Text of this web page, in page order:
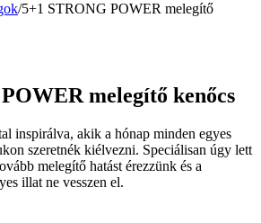
/5+1 STRONG POWER melegítő
melegítő kenőcs
inspirálva, akik a hónap minden egyes
szeretnék kiélvezni. Speciálisan úgy lett
melegítő hatást érezzünk és a
illat ne vesszen el.